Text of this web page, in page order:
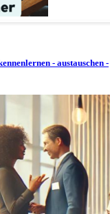
- austauschen -